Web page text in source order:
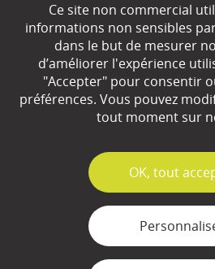
EN SAVOIR
Qui sommes-
Partenaires
Plan du site
Mentions
Ce site non commercial
informations non sensibles
dans le but de mesurer
d’améliorer l'expérience
"Accepter" pour consentir
préférences. Vous pouvez
tout moment sur
✓
OK, tout